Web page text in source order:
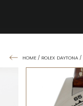
HOME / ROLEX DAYTONA /